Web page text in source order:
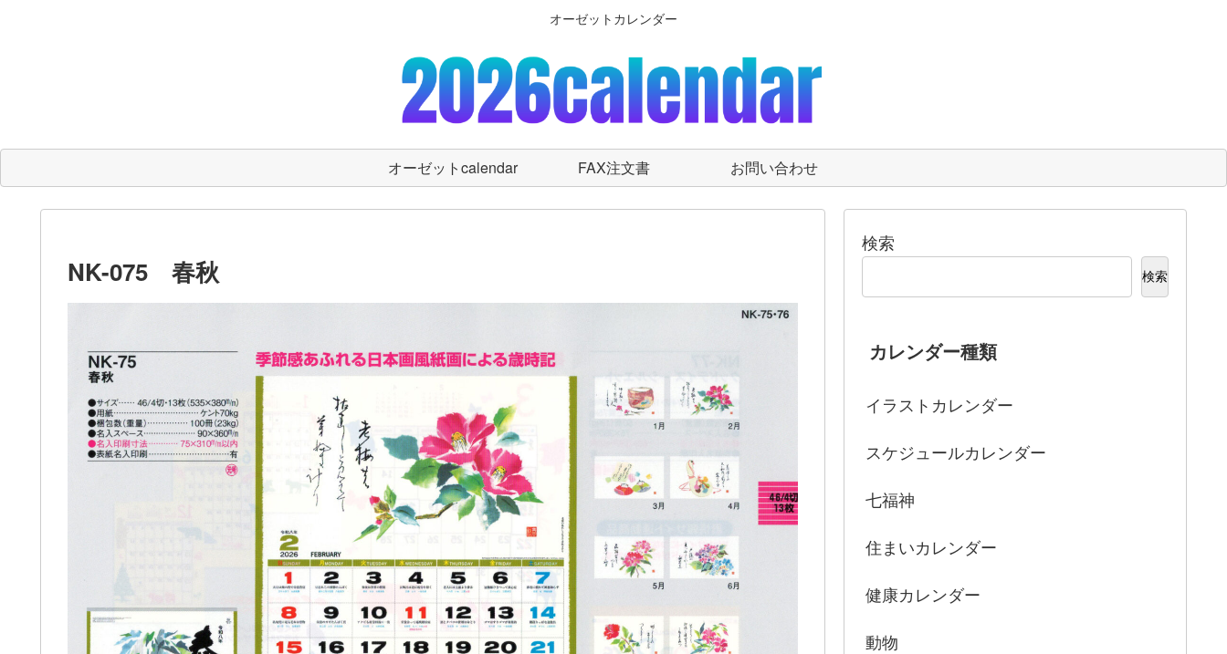
オーゼットカレンダー
オーゼットcalendar FAX注文書 お問い合わせ
NK-075 春秋
検索
検索
カレンダー種類
イラストカレンダー
スケジュールカレンダー
七福神
住まいカレンダー
健康カレンダー
動物